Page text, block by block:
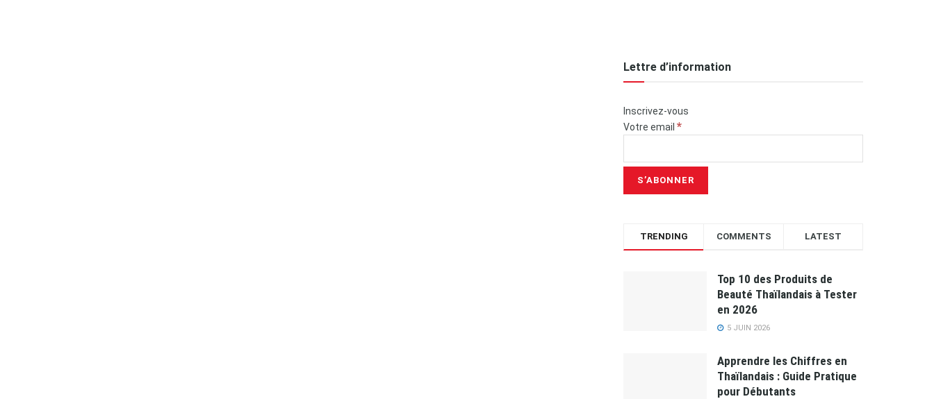
Lettre d’information
Inscrivez-vous
Votre email *
TRENDING COMMENTS LATEST
Top 10 des Produits de
Beauté Thaïlandais à Tester
en 2026
5 JUIN 2026
Apprendre les Chiffres en
Thaïlandais : Guide Pratique
pour Débutants